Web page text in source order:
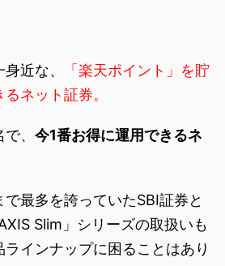
近な、
「楽天ポイント」を貯
ネット証券。
、 今1番お得に運用できるネ
最多を誇っていたSBI証券と
Slim」シリーズの取扱いも
インナップに困ることはあり